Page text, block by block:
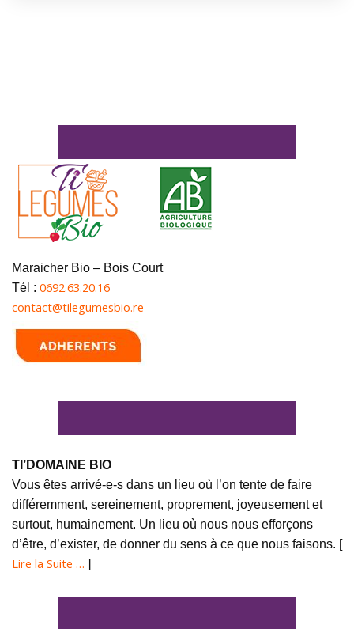
Maraicher Bio – Bois Court
Tél : 0692.63.20.16
contact@tilegumesbio.re
TI’DOMAINE BIO
Vous êtes arrivé-e-s dans un lieu où l’on tente de faire
différemment, sereinement, proprement, joyeusement et
surtout, humainement. Un lieu où nous nous efforçons
d’être, d’exister, de donner du sens à ce que nous faisons. [
Lire la Suite … ]